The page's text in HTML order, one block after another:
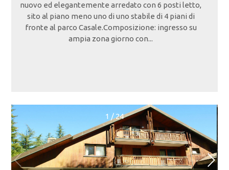
nuovo ed elegantemente arredato con 6 posti letto,
sito al piano meno uno di uno stabile di 4 piani di
fronte al parco Casale.Composizione: ingresso su
ampia zona giorno con...
1 /24